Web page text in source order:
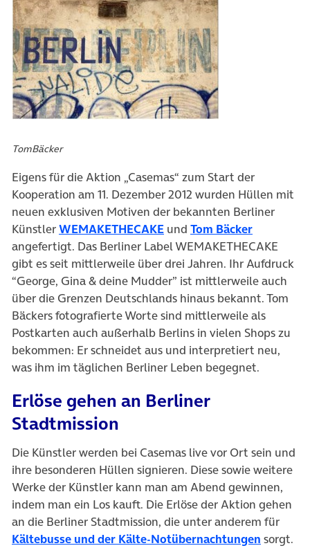
TomBäcker
Eigens für die Aktion „Casemas“ zum Start der
Kooperation am 11. Dezember 2012 wurden Hüllen mit
neuen exklusiven Motiven der bekannten Berliner
KünstlerWEMAKETHECAKE und Tom Bäcker
angefertigt. Das Berliner Label WEMAKETHECAKE
gibt es seit mittlerweile über drei Jahren. Ihr Aufdruck
“George, Gina & deine Mudder” ist mittlerweile auch
über die Grenzen Deutschlands hinaus bekannt. Tom
Bäckers fotografierte Worte sind mittlerweile als
Postkarten auch außerhalb Berlins in vielen Shops zu
bekommen: Er schneidet aus und interpretiert neu,
was ihm im täglichen Berliner Leben begegnet.
Erlöse gehen an Berliner
Stadtmission
Die Künstler werden bei Casemas live vor Ort sein und
ihre besonderen Hüllen signieren. Diese sowie weitere
Werke der Künstler kann man am Abend gewinnen,
indem man ein Los kauft. Die Erlöse der Aktion gehen
an die Berliner Stadtmission, die unter anderem für
Kältebusse und der Kälte-Notübernachtungen sorgt.